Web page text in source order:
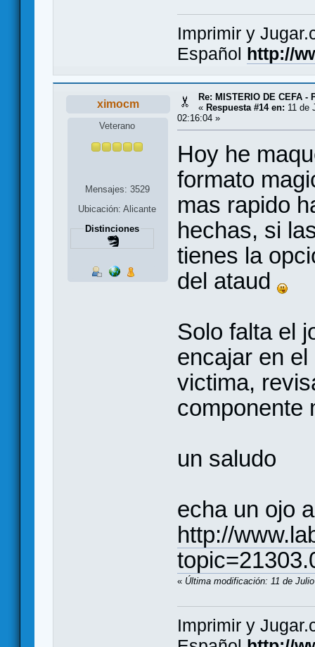
Imprimir y
Español http://
ximocm
Veterano
Mensajes: 3529
Ubicación: Alicante
Distinciones
Re: MISTERIO DE CEFA -
« Respuesta #14 en: 11 de
02:16:04 »
Hoy he
formato
mas rapido
hechas, si
tienes la
del ataud
Solo falta el
encajar en
victima,
componente
un saludo
echa un ojo
http://
« Última modificación: 11 de
Imprimir y